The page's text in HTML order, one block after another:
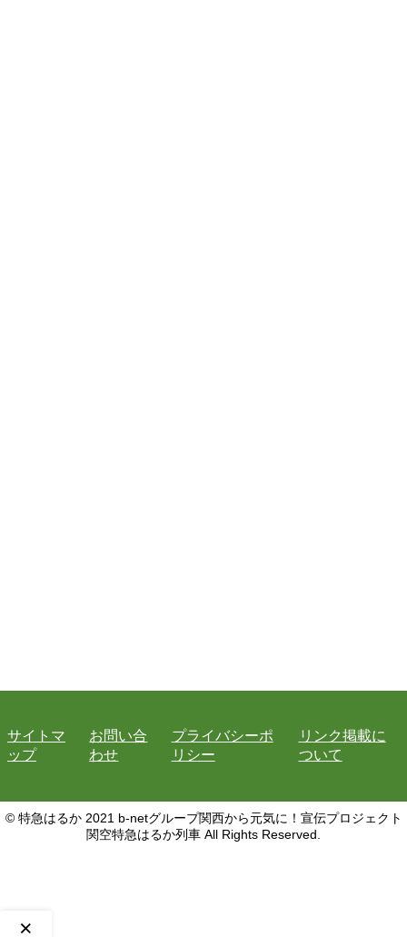
サイトマ
ップ
お問い合
わせ
プライバシーポ
リシー
リンク掲載に
ついて
© 特急はるか 2021 b-netグループ関西から元気に！宣伝プロジェクト
関空特急はるか列車 All Rights Reserved.
×